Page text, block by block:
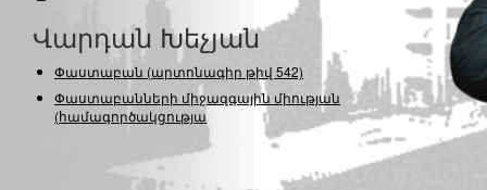
Վարդան Խեչյան
Փաստաբան (արտոնագիր թիվ 542)
Փաստաբանների միջազգային միության
(համագործակցության) ներ